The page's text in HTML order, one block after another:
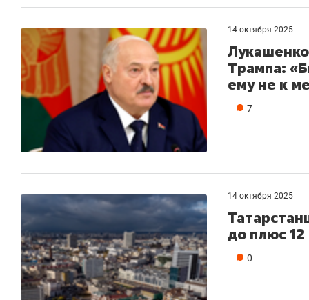
14 октября 2025
Трампа:
ему не к
7
14 октября 2025
до плюс
0